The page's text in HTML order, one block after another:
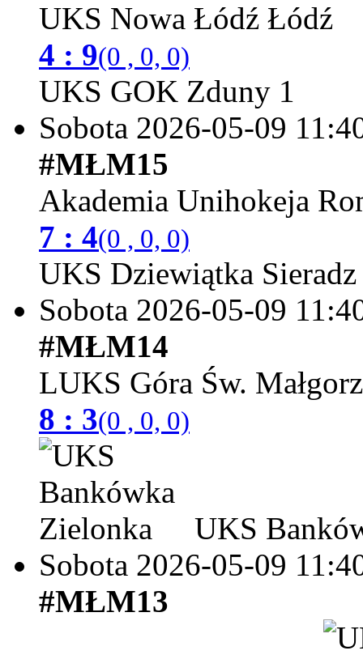
UKS Nowa Łódź
4 : 9(0 , 0, 0)
UKS GOK Zduny 1
Sobota 2026-05-09
#MŁM15
Akademia Unihokeja
7 : 4(0 , 0, 0)
UKS Dziewiątka Sieradz
Sobota 2026-05-09
#MŁM14
LUKS Góra Św.
8 : 3(0 , 0, 0)
UKS
Sobota 2026-05-09
#MŁM13